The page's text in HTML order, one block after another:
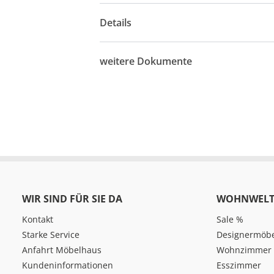
Details
weitere Dokumente
WIR SIND FÜR SIE DA
Kontakt
Starke Service
Anfahrt Möbelhaus
Kundeninformationen
Sale %
Wohnzimmer
Esszimmer